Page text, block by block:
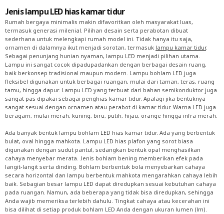
Jenis lampu LED hias kamar tidur
Rumah bergaya minimalis makin difavoritkan oleh masyarakat luas,
termasuk generasi milenial. Pilihan desain serta perabotan dibuat
sederhana untuk melengkapi rumah model ini. Tidak hanya itu saja,
ornamen di dalamnya ikut menjadi sorotan, termasuk lampu kamar tidur.
Sebagai penunjang hunian nyaman, lampu LED menjadi pilihan utama.
Lampu ini sangat cocok dipadupadankan dengan berbagai desain ruang,
baik berkonsep tradisional maupun modern. Lampu bohlam LED juga
fleksibel digunakan untuk berbagai ruangan, mulai dari taman, teras, ruang
tamu, hingga dapur. Lampu LED yang terbuat dari bahan semikonduktor juga
sangat pas dipakai sebagai penghias kamar tidur. Apalagi jika bentuknya
sangat sesuai dengan ornamen atau perabot di kamar tidur. Warna LED juga
beragam, mulai merah, kuning, biru, putih, hijau, orange hingga infra merah.
Ada banyak bentuk lampu bohlam LED hias kamar tidur. Ada yang berbentuk
bulat, oval hingga mahkota. Lampu LED hias plafon yang sorot biasa
digunakan dengan sudut pantul, sedangkan bentuk opal menghasilkan
cahaya menyebar merata. Jenis bohlam bening memberikan efek pada
langit-langit serta dinding. Bohlam berbentuk bola menyebarkan cahaya
secara horizontal dan lampu berbentuk mahkota mengarahkan cahaya lebih
baik. Sebagian besar lampu LED dapat diredupkan sesuai kebutuhan cahaya
pada ruangan. Namun, ada beberapa yang tidak bisa diredupkan, sehingga
Anda wajib memeriksa terlebih dahulu. Tingkat cahaya atau kecerahan ini
bisa dilihat di setiap produk bohlam LED Anda dengan ukuran lumen (lm).